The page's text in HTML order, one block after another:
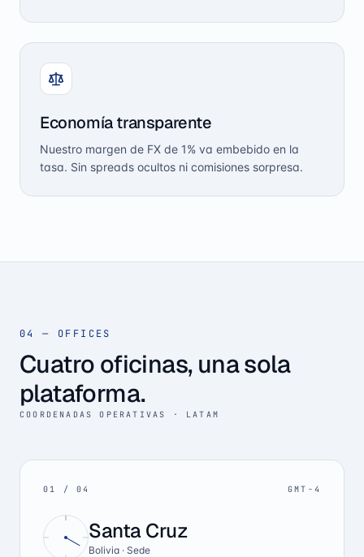
Economía transparente
Nuestro margen de FX de 1% va embebido en la
tasa. Sin spreads ocultos ni comisiones sorpresa.
04 — OFFICES
Cuatro oficinas, una sola
plataforma.
COORDENADAS OPERATIVAS · LATAM
01 /04 GMT-4
Santa Cruz
Bolivia · Sede